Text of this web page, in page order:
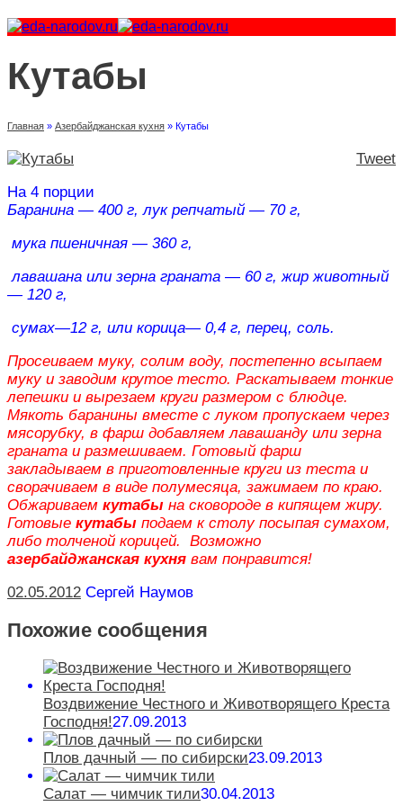
Кутабы
Главная » Азербайджанская кухня » Кутабы
Tweet
На 4 порции
Баранина — 400 г, лук репчатый — 70 г,
мука пшеничная — 360 г,
лавашана или зерна граната — 60 г, жир животный
— 120 г,
сумах—12 г, или корица— 0,4 г, перец, соль.
Просеиваем муку, солим воду, постепенно всыпаем
муку и заводим крутое тесто. Раскатываем тонкие
лепешки и вырезаем круги размером с блюдце.
Мякоть баранины вместе с луком пропускаем через
мясорубку, в фарш добавляем лавашанду или зерна
граната и размешиваем. Готовый фарш
закладываем в приготовленные круги из теста и
сворачиваем в виде полумесяца, зажимаем по краю.
Обжариваем кутабы на сковороде в кипящем жиру.
Готовые кутабы подаем к столу посыпая сумахом,
либо толченой корицей. Возможно
азербайджанская кухня вам понравится!
02.05.2012 Сергей Наумов
Похожие сообщения
Воздвижение Честного и Животворящего Креста
Господня!27.09.2013
Плов дачный — по сибирски23.09.2013
Салат — чимчик тили30.04.2013